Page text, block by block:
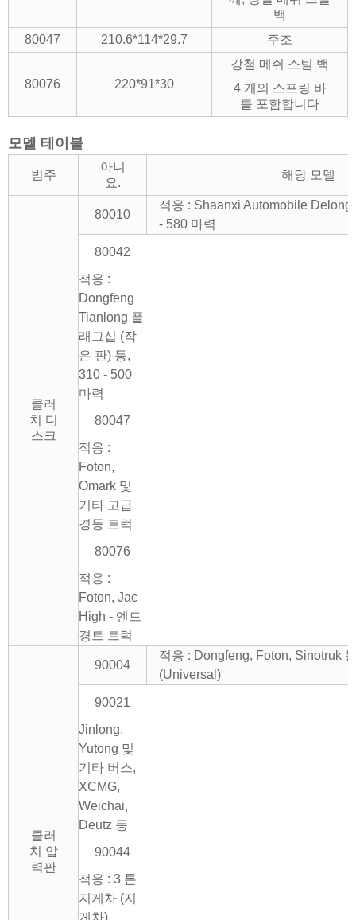
백
80047
210.6*114*29.7 주조
80076 220*91*30
강철 메쉬 스틸 백
4 개의 스프링 바
를 포함합니다
모델 테이블
범주
아니
요.
해당 모델
클러
치 디
스크
80010
적응 : Shaanxi Automobile
- 580 마력
80042
적응 :
Dongfeng
Tianlong 플
래그십 (작
은 판) 등,
310 - 500
마력
80047
적응 :
Foton,
Omark 및
기타 고급
경등 트럭
80076
적응 :
Foton, Jac
High - 엔드
경트 트럭
클러
치 압
력판
90004
적응 : Dongfeng, Foton, Sinotruk
(Universal)
90021
Jinlong,
Yutong 및
기타 버스,
XCMG,
Weichai,
Deutz 등
90044
적응 : 3 톤
지게차 (지
게차)